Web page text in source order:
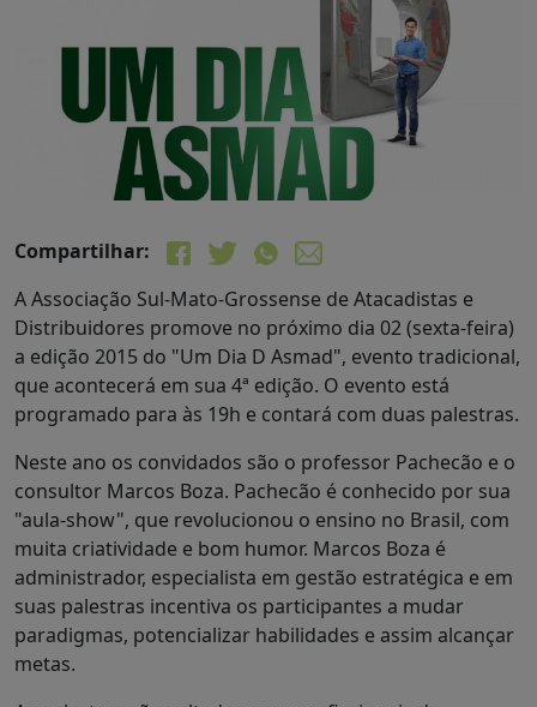
Compartilhar:
A Associação Sul-Mato-Grossense de Atacadistas e
Distribuidores promove no próximo dia 02 (sexta-feira)
a edição 2015 do "Um Dia D Asmad", evento tradicional,
que acontecerá em sua 4ª edição. O evento está
programado para às 19h e contará com duas palestras.
Neste ano os convidados são o professor Pachecão e o
consultor Marcos Boza. Pachecão é conhecido por sua
"aula-show", que revolucionou o ensino no Brasil, com
muita criatividade e bom humor. Marcos Boza é
administrador, especialista em gestão estratégica e em
suas palestras incentiva os participantes a mudar
paradigmas, potencializar habilidades e assim alcançar
metas.